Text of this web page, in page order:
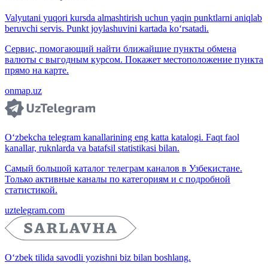
Valyutani yuqori kursda almashtirish uchun yaqin punktlarni aniqlab
beruvchi servis. Punkt joylashuvini kartada ko‘rsatadi.
Сервис, помогающий найти ближайшие пункты обмена
валюты с выгодным курсом. Покажет местоположение пункта
прямо на карте.
onmap.uz
O‘zbekcha telegram kanallarining eng katta katalogi. Faqt faol
kanallar, ruknlarda va batafsil statistikasi bilan.
Самый большой каталог телеграм каналов в Узбекистане.
Только активные каналы по категориям и с подробной
статистикой.
uztelegram.com
O‘zbek tilida savodli yozishni biz bilan boshlang.